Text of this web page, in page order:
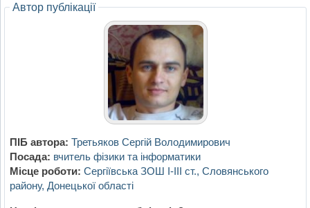
Автор публікації
ПІБ автора: Третьяков Сергій Володимирович
Посада: вчитель фізики та інформатики
Місце роботи: Сергіївська ЗОШ І-ІІІ ст., Словянського
району, Донецької області